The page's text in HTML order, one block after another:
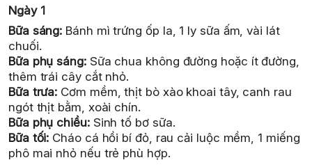
Ngày 1
Bữa sáng: Bánh mì trứng ốp la, 1 ly sữa ấm, vài lát
chuối.
Bữa phụ sáng:Sữa chua không đường hoặc ít đường,
thêm trái cây cắt nhỏ.
Bữa trưa: Cơm mềm, thịt bò xào khoai tây, canh rau
ngót thịt bằm, xoài chín.
Bữa phụ chiều:Sinh tố bơ sữa.
Bữa tối: Cháo cá hồi bí đỏ, rau cải luộc mềm, 1 miếng
phô mai nhỏ nếu trẻ phù hợp.